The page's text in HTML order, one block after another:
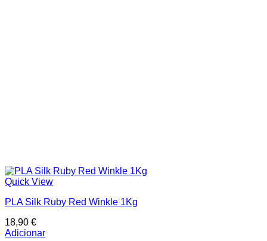
Quick View
PLA Silk Ruby Red Winkle 1Kg
18,90 €
Adicionar